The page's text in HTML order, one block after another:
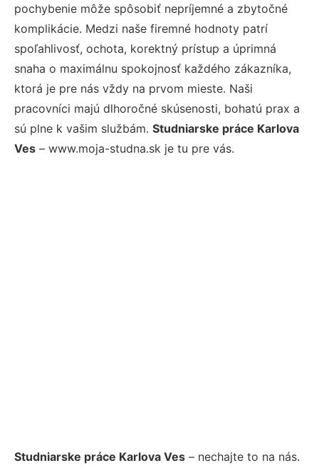
pochybenie môže spôsobiť nepríjemné a zbytočné
komplikácie. Medzi naše firemné hodnoty patrí
spoľahlivosť, ochota, korektný prístup a úprimná
snaha o maximálnu spokojnosť každého zákazníka,
ktorá je pre nás vždy na prvom mieste. Naši
pracovníci majú dlhoročné skúsenosti, bohatú prax a
sú plne k vašim službám. Studniarske práce Karlova
Ves – www.moja-studna.sk je tu pre vás.
Studniarske práce Karlova Ves – nechajte to na nás.